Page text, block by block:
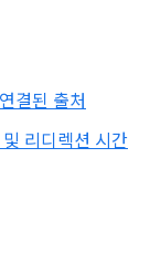
결된 출처
리디렉션 시간